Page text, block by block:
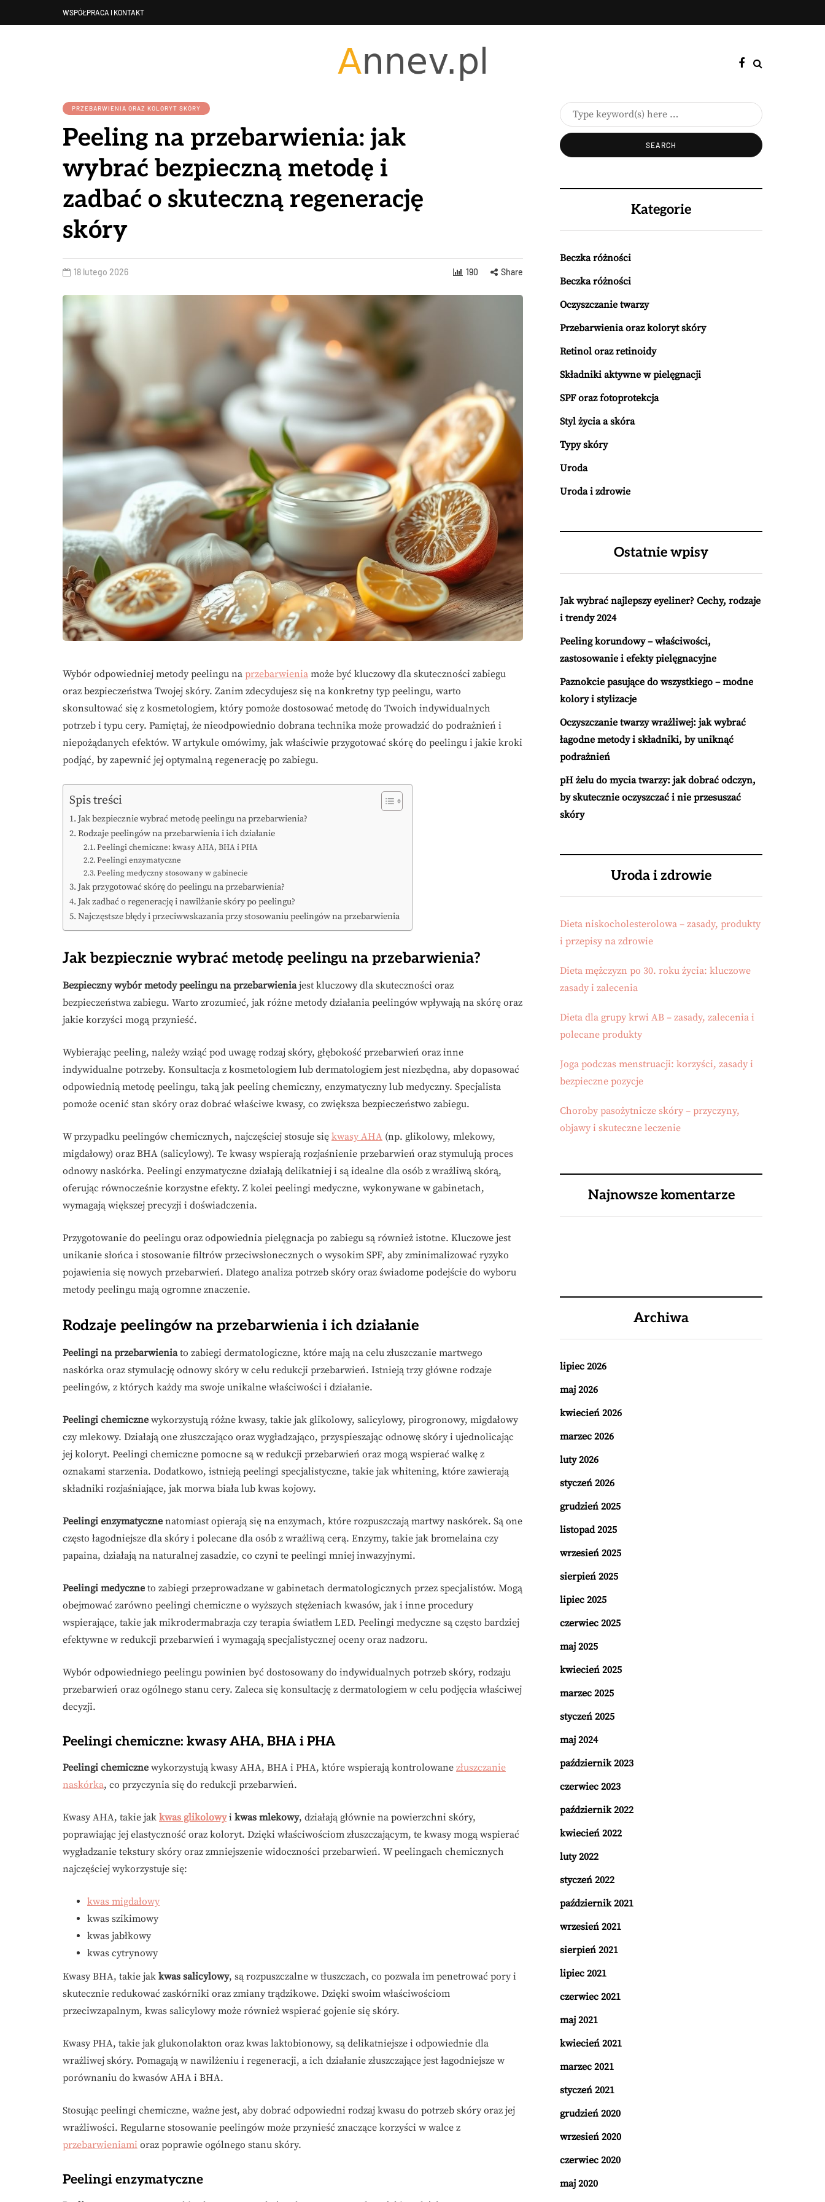
WSPÓŁPRACA I KONTAKT
PRZEBARWIENIA ORAZ KOLORYT SKÓRY
Peeling na przebarwienia: jak
wybrać bezpieczną metodę i
zadbać o skuteczną regenerację
skóry
18 lutego 2026 190 Share
Wybór odpowiedniej metody peelingu na przebarwienia może być kluczowy dla skuteczności zabiegu
oraz bezpieczeństwa Twojej skóry. Zanim zdecydujesz się na konkretny typ peelingu, warto
skonsultować się z kosmetologiem, który pomoże dostosować metodę do Twoich indywidualnych
potrzeb i typu cery. Pamiętaj, że nieodpowiednio dobrana technika może prowadzić do podrażnień i
niepożądanych efektów. W artykule omówimy, jak właściwie przygotować skórę do peelingu i jakie kroki
podjąć, by zapewnić jej optymalną regenerację po zabiegu.
Spis treści
Jak bezpiecznie wybrać metodę peelingu na przebarwienia?
Rodzaje peelingów na przebarwienia i ich działanie
Peelingi chemiczne: kwasy AHA, BHA i PHA
Peelingi enzymatyczne
Peeling medyczny stosowany w gabinecie
Jak przygotować skórę do peelingu na przebarwienia?
Jak zadbać o regenerację i nawilżanie skóry po peelingu?
Najczęstsze błędy i przeciwwskazania przy stosowaniu peelingów na przebarwienia
Jak bezpiecznie wybrać metodę peelingu na przebarwienia?
Bezpieczny wybór metody peelingu na przebarwieniajest kluczowy dla skuteczności oraz
bezpieczeństwa zabiegu. Warto zrozumieć, jak różne metody działania peelingów wpływają na skórę oraz
jakie korzyści mogą przynieść.
Wybierając peeling, należy wziąć pod uwagę rodzaj skóry, głębokość przebarwień oraz inne
indywidualne potrzeby. Konsultacja z kosmetologiem lub dermatologiem jest niezbędna, aby dopasować
odpowiednią metodę peelingu, taką jak peeling chemiczny, enzymatyczny lub medyczny. Specjalista
pomoże ocenić stan skóry oraz dobrać właściwe kwasy, co zwiększa bezpieczeństwo zabiegu.
W przypadku peelingów chemicznych, najczęściej stosuje się kwasy AHA (np. glikolowy, mlekowy,
migdałowy) oraz BHA (salicylowy). Te kwasy wspierają rozjaśnienie przebarwień oraz stymulują proces
odnowy naskórka. Peelingi enzymatyczne działają delikatniej i są idealne dla osób z wrażliwą skórą,
oferując równocześnie korzystne efekty. Z kolei peelingi medyczne, wykonywane w gabinetach,
wymagają większej precyzji i doświadczenia.
Przygotowanie do peelingu oraz odpowiednia pielęgnacja po zabiegu są również istotne. Kluczowe jest
unikanie słońca i stosowanie filtrów przeciwsłonecznych o wysokim SPF, aby zminimalizować ryzyko
pojawienia się nowych przebarwień. Dlatego analiza potrzeb skóry oraz świadome podejście do wyboru
metody peelingu mają ogromne znaczenie.
Rodzaje peelingów na przebarwienia i ich działanie
Peelingi na przebarwieniato zabiegi dermatologiczne, które mają na celu złuszczanie martwego
naskórka oraz stymulację odnowy skóry w celu redukcji przebarwień. Istnieją trzy główne rodzaje
peelingów, z których każdy ma swoje unikalne właściwości i działanie.
Peelingi chemiczne wykorzystują różne kwasy, takie jak glikolowy, salicylowy, pirogronowy, migdałowy
czy mlekowy. Działają one złuszczająco oraz wygładzająco, przyspieszając odnowę skóry i ujednolicając
jej koloryt. Peelingi chemiczne pomocne są w redukcji przebarwień oraz mogą wspierać walkę z
oznakami starzenia. Dodatkowo, istnieją peelingi specjalistyczne, takie jak whitening, które zawierają
składniki rozjaśniające, jak morwa biała lub kwas kojowy.
Peelingi enzymatyczne natomiast opierają się na enzymach, które rozpuszczają martwy naskórek. Są one
często łagodniejsze dla skóry i polecane dla osób z wrażliwą cerą. Enzymy, takie jak bromelaina czy
papaina, działają na naturalnej zasadzie, co czyni te peelingi mniej inwazyjnymi.
Peelingi medyczne to zabiegi przeprowadzane w gabinetach dermatologicznych przez specjalistów. Mogą
obejmować zarówno peelingi chemiczne o wyższych stężeniach kwasów, jak i inne procedury
wspierające, takie jak mikrodermabrazja czy terapia światłem LED. Peelingi medyczne są często bardziej
efektywne w redukcji przebarwień i wymagają specjalistycznej oceny oraz nadzoru.
Wybór odpowiedniego peelingu powinien być dostosowany do indywidualnych potrzeb skóry, rodzaju
przebarwień oraz ogólnego stanu cery. Zaleca się konsultację z dermatologiem w celu podjęcia właściwej
decyzji.
Peelingi chemiczne: kwasy AHA, BHA i PHA
Peelingi chemiczne wykorzystują kwasy AHA, BHA i PHA, które wspierają kontrolowane złuszczanie
naskórka, co przyczynia się do redukcji przebarwień.
Kwasy AHA, takie jak kwas glikolowyi kwas mlekowy, działają głównie na powierzchni skóry,
poprawiając jej elastyczność oraz koloryt. Dzięki właściwościom złuszczającym, te kwasy mogą wspierać
wygładzanie tekstury skóry oraz zmniejszenie widoczności przebarwień. W peelingach chemicznych
najczęściej wykorzystuje się:
kwas migdałowy
kwas szikimowy
kwas jabłkowy
kwas cytrynowy
Kwasy BHA, takie jak kwas salicylowy, są rozpuszczalne w tłuszczach, co pozwala im penetrować pory i
skutecznie redukować zaskórniki oraz zmiany trądzikowe. Dzięki swoim właściwościom
przeciwzapalnym, kwas salicylowy może również wspierać gojenie się skóry.
Kwasy PHA, takie jak glukonolakton oraz kwas laktobionowy, są delikatniejsze i odpowiednie dla
wrażliwej skóry. Pomagają w nawilżeniu i regeneracji, a ich działanie złuszczające jest łagodniejsze w
porównaniu do kwasów AHA i BHA.
Stosując peelingi chemiczne, ważne jest, aby dobrać odpowiedni rodzaj kwasu do potrzeb skóry oraz jej
wrażliwości. Regularne stosowanie peelingów może przynieść znaczące korzyści w walce z
przebarwieniami oraz poprawie ogólnego stanu skóry.
Peelingi enzymatyczne
Kategorie
Beczka różności
Beczka różności
Oczyszczanie twarzy
Przebarwienia oraz koloryt skóry
Retinol oraz retinoidy
Składniki aktywne w pielęgnacji
SPF oraz fotoprotekcja
Styl życia a skóra
Typy skóry
Uroda
Uroda i zdrowie
Ostatnie wpisy
Jak wybrać najlepszy eyeliner? Cechy, rodzaje
i trendy 2024
Peeling korundowy – właściwości,
zastosowanie i efekty pielęgnacyjne
Paznokcie pasujące do wszystkiego – modne
kolory i stylizacje
Oczyszczanie twarzy wrażliwej: jak wybrać
łagodne metody i składniki, by uniknąć
podrażnień
pH żelu do mycia twarzy: jak dobrać odczyn,
by skutecznie oczyszczać i nie przesuszać
skóry
Uroda i zdrowie
Dieta niskocholesterolowa – zasady, produkty
i przepisy na zdrowie
Dieta mężczyzn po 30. roku życia: kluczowe
zasady i zalecenia
Dieta dla grupy krwi AB – zasady, zalecenia i
polecane produkty
Joga podczas menstruacji: korzyści, zasady i
bezpieczne pozycje
Choroby pasożytnicze skóry – przyczyny,
objawy i skuteczne leczenie
Najnowsze komentarze
Archiwa
lipiec 2026
maj 2026
kwiecień 2026
marzec 2026
luty 2026
styczeń 2026
grudzień 2025
listopad 2025
wrzesień 2025
sierpień 2025
lipiec 2025
czerwiec 2025
maj 2025
kwiecień 2025
marzec 2025
styczeń 2025
maj 2024
październik 2023
czerwiec 2023
październik 2022
kwiecień 2022
luty 2022
styczeń 2022
październik 2021
wrzesień 2021
sierpień 2021
lipiec 2021
czerwiec 2021
maj 2021
kwiecień 2021
marzec 2021
styczeń 2021
grudzień 2020
wrzesień 2020
czerwiec 2020
maj 2020